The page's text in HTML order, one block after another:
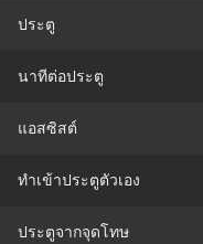
ประตู
นาทีต่อประตู
แอสซิสต์
ทําเข้าประตูตัวเอง
ประตูจากจุดโทษ